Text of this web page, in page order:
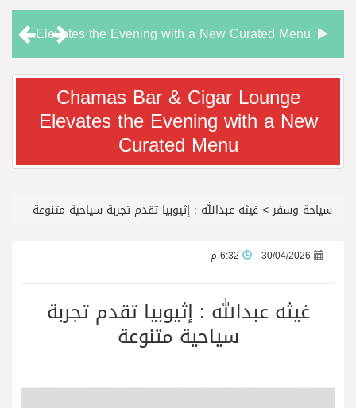
Chamas Bar & Cigar Lounge Elevates the Evening with a New Curated Menu
“شاماس” يقدّم تجربة مسائية راقية مع قائمة جديدة مستوحاة من النكهات البرازيلية
رجل الاعمال سعيد ال بخيت يغادر المستشفى
Chamas Bar & Cigar Lounge
Elevates the Evening with a New
Curated Menu
سياحة وسفر>غيثه عبدالله : إثيوبيا تقدم تجربة سياحية متنوعة
30/04/2026
غيثه عبدالله : إثيوبيا تقدم تجربة
سياحية متنوعة